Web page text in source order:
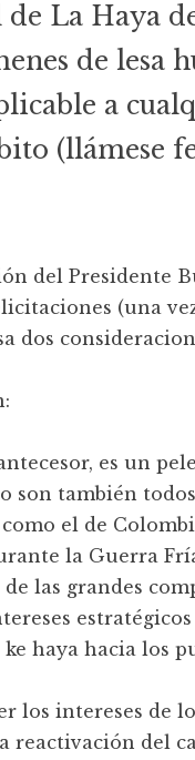
La Haya
de lesa
a
(llámese
del Presidente
(una
dos
es un
son también
el de
la Guerra
las grandes
haya hacia los
los intereses de
reactivación del